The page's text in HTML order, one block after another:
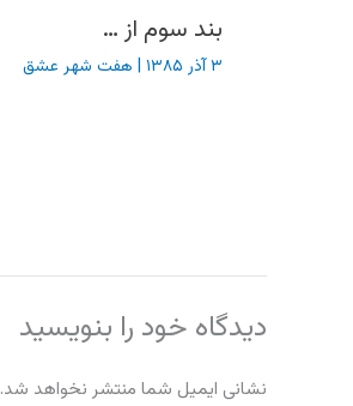
بند سوم از …
۳ آذر ۱۳۸۵ | هفت شهر عشق
دیدگاه‌ خود را بنویسید
نشانی ایمیل شما منتشر نخواهد شد.